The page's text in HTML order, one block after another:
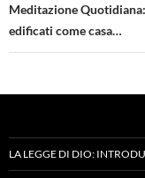
Meditazione
edificati come casa…
LA LEGGE DI DIO: